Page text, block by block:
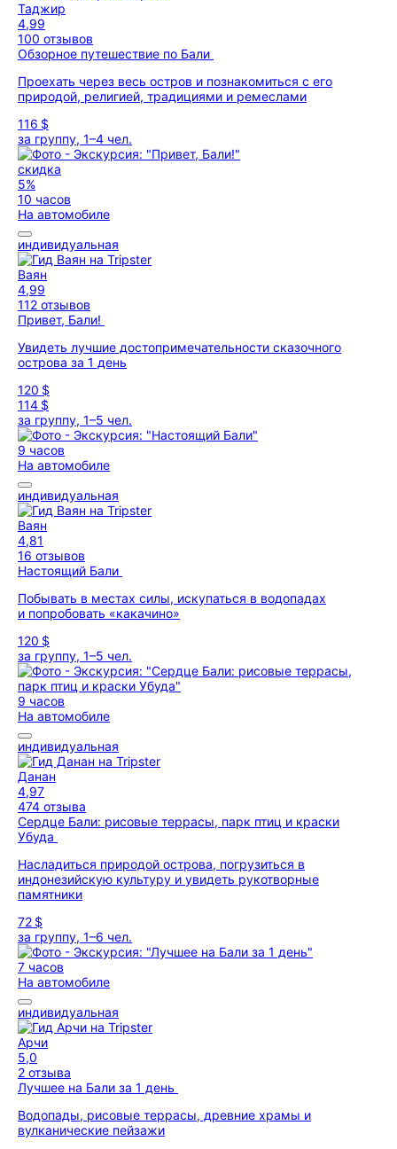
Таджир
4,99
100 отзывов
Обзорное путешествие по Бали
Проехать через весь остров и познакомиться с его
природой, религией, традициями и ремеслами
116 $
за группу, 1–4 чел.
скидка
5%
10 часов
На автомобиле
индивидуальная
Ваян
4,99
112 отзывов
Привет, Бали!
Увидеть лучшие достопримечательности сказочного
острова за 1 день
120 $
114 $
за группу, 1–5 чел.
9 часов
На автомобиле
индивидуальная
Ваян
4,81
16 отзывов
Настоящий Бали
Побывать в местах силы, искупаться в водопадах
и попробовать «какачино»
120 $
за группу, 1–5 чел.
9 часов
На автомобиле
индивидуальная
Данан
4,97
474 отзыва
Сердце Бали: рисовые террасы, парк птиц и краски
Убуда
Насладиться природой острова, погрузиться в
индонезийскую культуру и увидеть рукотворные
памятники
72 $
за группу, 1–6 чел.
7 часов
На автомобиле
индивидуальная
Арчи
5,0
2 отзыва
Лучшее на Бали за 1 день
Водопады, рисовые террасы, древние храмы и
вулканические пейзажи